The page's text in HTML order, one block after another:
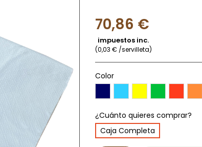
70,86 €
impuestos inc.
(0,03 € /servilleta)
Color
¿Cuánto quieres comprar?
Caja Completa